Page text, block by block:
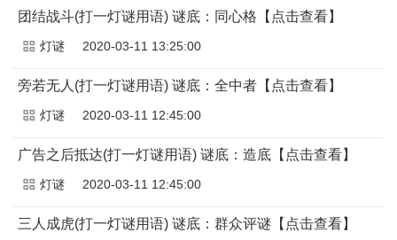
团结战斗(打一灯谜用语) 谜底：同心格【点击查看】
2020-03-11 13:25:00
灯谜
旁若无人(打一灯谜用语) 谜底：全中者【点击查看】
2020-03-11 12:45:00
灯谜
广告之后抵达(打一灯谜用语) 谜底：造底【点击查看】
2020-03-11 12:45:00
灯谜
三人成虎(打一灯谜用语) 谜底：群众评谜【点击查看】